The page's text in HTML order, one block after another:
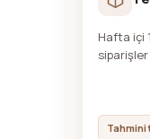
Hafta içi
Tahmini